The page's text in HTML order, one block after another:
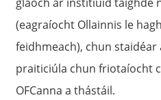
(eagraíocht Ollainnis le
feidhmeach), chun
praiticiúla chun friotaíocht
OFCanna a thástáil.